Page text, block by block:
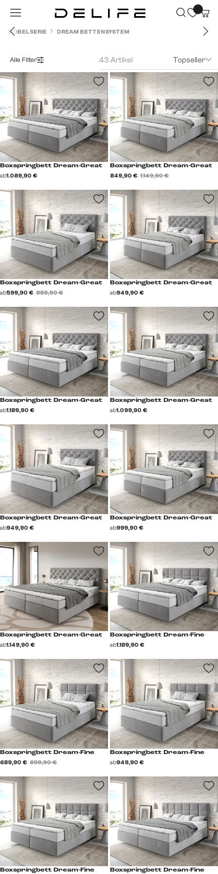
Zum Hauptinhalt springen
MÖBELSERIE DREAM BETTENSYSTEM
Alle Filter 43 Artikel Topseller
Boxspringbett Dream-Great
ab1.089,90 €
Boxspringbett Dream-Great
849,90 € 1.149,90 €
Boxspringbett Dream-Great
ab599,90 € 889,90 €
Boxspringbett Dream-Great
ab949,90 €
Boxspringbett Dream-Great
ab1.189,90 €
Boxspringbett Dream-Great
ab1.099,90 €
Boxspringbett Dream-Great
ab949,90 €
Boxspringbett Dream-Great
ab999,90 €
Boxspringbett Dream-Great
ab1.149,90 €
Boxspringbett Dream-Fine
ab1.189,90 €
Boxspringbett Dream-Fine
689,90 € 899,90 €
Boxspringbett Dream-Fine
ab949,90 €
Boxspringbett Dream-Fine Boxspringbett Dream-Fine